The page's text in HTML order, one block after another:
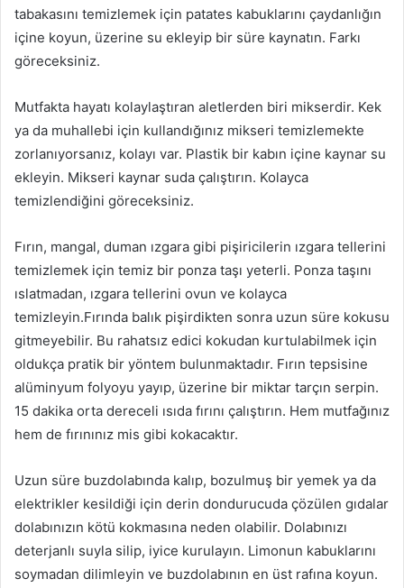
tabakasını temizlemek için patates kabuklarını çaydanlığın
içine koyun, üzerine su ekleyip bir süre kaynatın. Farkı
göreceksiniz.
Mutfakta hayatı kolaylaştıran aletlerden biri mikserdir. Kek
ya da muhallebi için kullandığınız mikseri temizlemekte
zorlanıyorsanız, kolayı var. Plastik bir kabın içine kaynar su
ekleyin. Mikseri kaynar suda çalıştırın. Kolayca
temizlendiğini göreceksiniz.
Fırın, mangal, duman ızgara gibi pişiricilerin ızgara tellerini
temizlemek için temiz bir ponza taşı yeterli. Ponza taşını
ıslatmadan, ızgara tellerini ovun ve kolayca
temizleyin.Fırında balık pişirdikten sonra uzun süre kokusu
gitmeyebilir. Bu rahatsız edici kokudan kurtulabilmek için
oldukça pratik bir yöntem bulunmaktadır. Fırın tepsisine
alüminyum folyoyu yayıp, üzerine bir miktar tarçın serpin.
15 dakika orta dereceli ısıda fırını çalıştırın. Hem mutfağınız
hem de fırınınız mis gibi kokacaktır.
Uzun süre buzdolabında kalıp, bozulmuş bir yemek ya da
elektrikler kesildiği için derin dondurucuda çözülen gıdalar
dolabınızın kötü kokmasına neden olabilir. Dolabınızı
deterjanlı suyla silip, iyice kurulayın. Limonun kabuklarını
soymadan dilimleyin ve buzdolabının en üst rafına koyun.